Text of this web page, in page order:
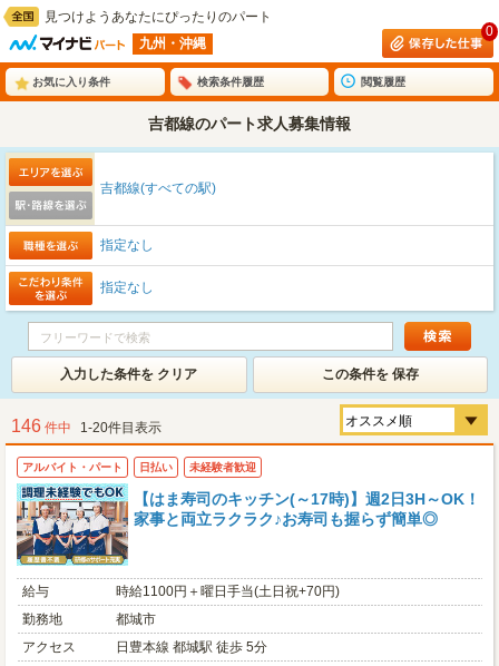
見つけようあなたにぴったりのパート
九州・沖縄
0
お気に入り条件 検索条件履歴 閲覧履歴
吉都線のパート求人募集情報
吉都線(すべての駅)
指定なし
指定なし
入力した条件を クリア この条件を 保存
146 件中 1-20件目表示
アルバイト・パート 日払い 未経験者歓迎
【はま寿司のキッチン(～17時)】週2日3H～OK！
家事と両立ラクラク♪お寿司も握らず簡単◎
給与
時給1100円＋曜日手当(土日祝+70円)
勤務地
都城市
アクセス
日豊本線 都城駅 徒歩 5分